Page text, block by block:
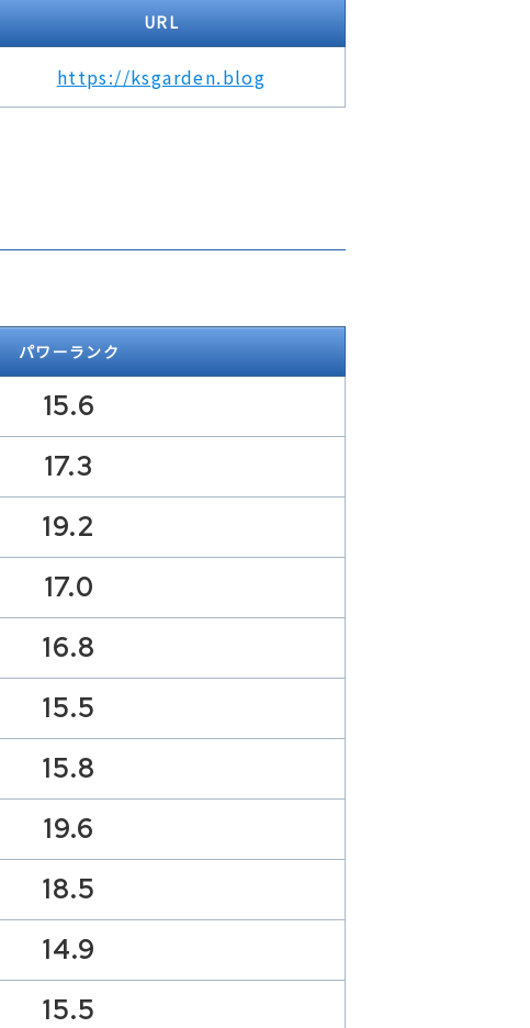
URL
https://ksgarden.blog
パワーランク
15.6
17.3
19.2
17.0
16.8
15.5
15.8
19.6
18.5
14.9
15.5